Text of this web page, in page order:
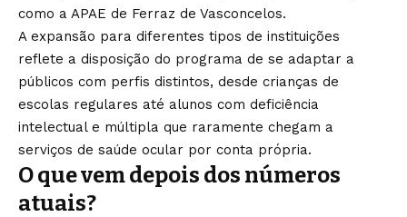
como a APAE de Ferraz de Vasconcelos.
A expansão para diferentes tipos de instituições
reflete a disposição do programa de se adaptar a
públicos com perfis distintos, desde crianças de
escolas regulares até alunos com deficiência
intelectual e múltipla que raramente chegam a
serviços de saúde ocular por conta própria.
O que vem depois dos números
atuais?